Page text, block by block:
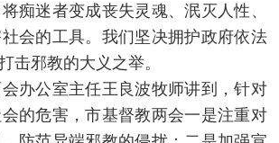
痴迷者变成丧失灵魂、泯灭人性、
会的工具。我们坚决拥护政府依法
击邪教的大义之举。
公室主任王良波牧师讲到，针对
的危害，市基督教两会一是注重对